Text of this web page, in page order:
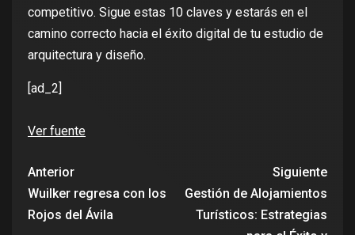
competitivo. Sigue estas 10 claves y estarás en el
camino correcto hacia el éxito digital de tu estudio de
arquitectura y diseño.
[ad_2]
Ver fuente
Anterior
Wuilker regresa con los
Rojos del Ávila
Siguiente
Gestión de Alojamientos
Turísticos: Estrategias